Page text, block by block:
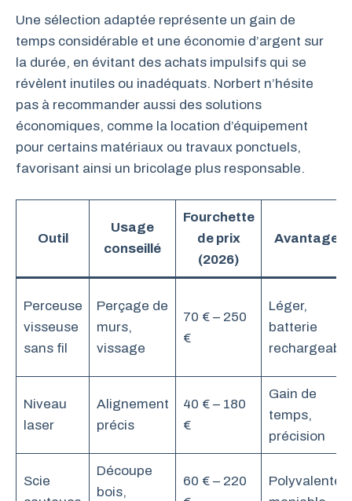
Une sélection adaptée représente un gain de
temps considérable et une économie d’argent sur
la durée, en évitant des achats impulsifs qui se
révèlent inutiles ou inadéquats. Norbert n’hésite
pas à recommander aussi des solutions
économiques, comme la location d’équipement
pour certains matériaux ou travaux ponctuels,
favorisant ainsi un bricolage plus responsable.
Outil
Usage
conseillé
Fourchette
de prix
(2026)
Avantages
Perceuse
visseuse
sans fil
Perçage de
murs,
vissage
70 € – 250
€
Léger,
batterie
rechargeable
Niveau
laser
Alignement
précis
40 € – 180
€
Gain de
temps,
précision
Scie
Découpe
bois,
60 € – 220
Polyvalente,